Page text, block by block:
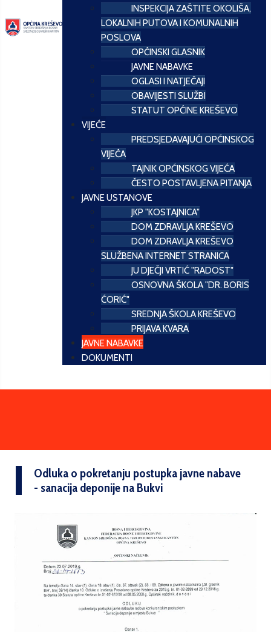
INSPEKCIJA ZAŠTITE OKOLIŠA,
LOKALNIH PUTOVA I KOMUNALNIH
POSLOVA
OPĆINSKI GLASNIK
JAVNE NABAVKE
OGLASI I NATJEČAJI
OBAVIJESTI SLUŽBI
STATUT OPĆINE KREŠEVO
VIJEĆE
PREDSJEDAVAJUĆI OPĆINSKOG
VIJEĆA
TAJNIK OPĆINSKOG VIJEĆA
ČESTO POSTAVLJENA PITANJA
JAVNE USTANOVE
JKP "KOSTAJNICA"
DOM ZDRAVLJA KREŠEVO
DOM ZDRAVLJA KREŠEVO
SLUŽBENA INTERNET STRANICA
JU DJEČJI VRTIĆ "RADOST"
OSNOVNA ŠKOLA "DR. BORIS
ĆORIĆ"
SREDNJA ŠKOLA KREŠEVO
PRIJAVA KVARA
JAVNE NABAVKE
DOKUMENTI
Odluka o pokretanju postupka javne nabave
- sanacija deponije na Bukvi